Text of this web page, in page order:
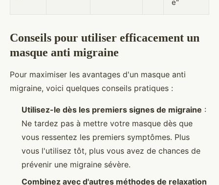
e"
Conseils pour utiliser efficacement un
masque anti migraine
Pour maximiser les avantages d'un masque anti
migraine, voici quelques conseils pratiques :
Utilisez-le dès les premiers signes de migraine :
Ne tardez pas à mettre votre masque dès que
vous ressentez les premiers symptômes. Plus
vous l'utilisez tôt, plus vous avez de chances de
prévenir une migraine sévère.
Combinez avec d'autres méthodes de relaxation